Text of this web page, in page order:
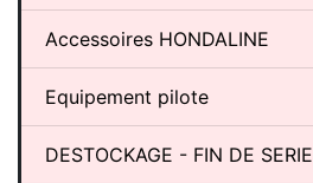
Accessoires HONDALINE
Equipement pilote
DESTOCKAGE - FIN DE SERIE